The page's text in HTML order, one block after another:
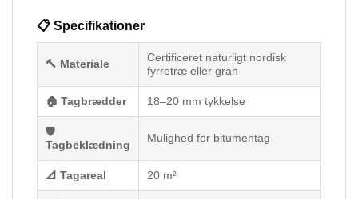
📋 Specifikationer
🔨 Materiale
Certificeret naturligt nordisk
fyrretræ eller gran
🏠 Tagbrædder 18–20 mm tykkelse
🛡
Tagbeklædning
Mulighed for bitumentag
📐 Tagareal 20 m²